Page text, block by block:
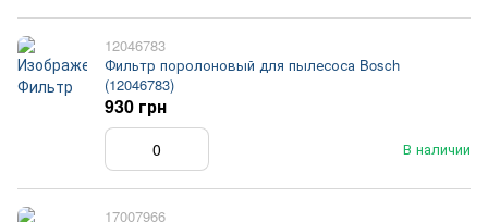
12046783
Фильтр поролоновый для пылесоса Bosch
(12046783)
В наличии
930 грн
17007966